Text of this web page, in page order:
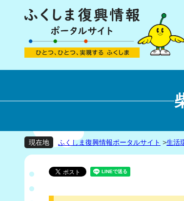
現在地 ふくしま復興情報ポータルサイト >生活